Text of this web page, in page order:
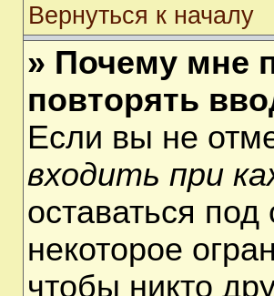
Вернуться к началу
» Почему мне
повторять
Если вы не
входить при
оставаться
некоторое
чтобы никто